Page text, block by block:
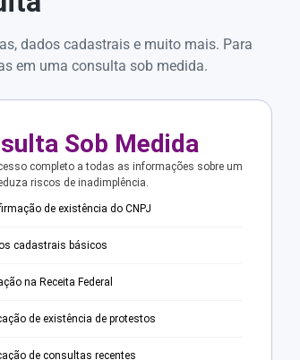
dados cadastrais e muito mais. Para
em uma consulta sob medida.
Sob Medida
completo a todas as informações sobre um
riscos de inadimplência.
de existência do CNPJ
cadastrais básicos
na Receita Federal
de existência de protestos
de consultas recentes